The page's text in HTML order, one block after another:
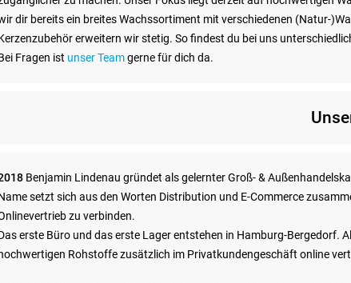
dir bereits ein breites Wachssortiment mit verschiedenen (Natur-
erweitern wir stetig. So findest du bei uns
Fragen ist unser Teamgerne für dich da.
Benjamin Lindenau gründet als gelernter Groß- &
setzt sich aus den Worten Distribution und E-Commerce
zu verbinden.
erste Büro und das erste Lager entstehen in Hamburg-Bergedorf.
hochwertigen Rohstoffe zusätzlich im Privatkundengeschäft online